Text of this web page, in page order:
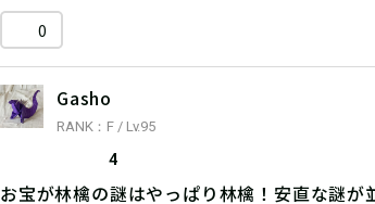
0
Gasho
RANK：F / Lv.95
4
お宝が林檎の謎はやっぱり林檎！安直な謎